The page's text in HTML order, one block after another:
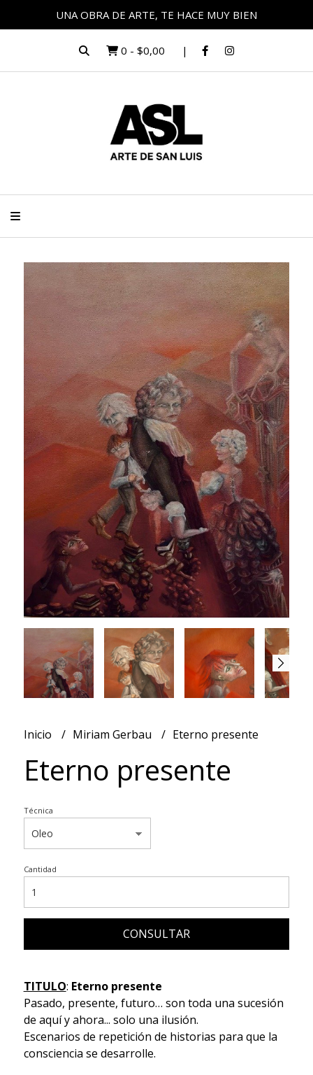
UNA OBRA DE ARTE, TE HACE MUY BIEN
0 - $0,00
Inicio Miriam Gerbau Eterno presente
Eterno presente
Técnica
Cantidad
CONSULTAR
TITULO: Eterno presente
Pasado, presente, futuro… son toda una sucesión
de aquí y ahora... solo una ilusión.
Escenarios de repetición de historias para que la
consciencia se desarrolle.